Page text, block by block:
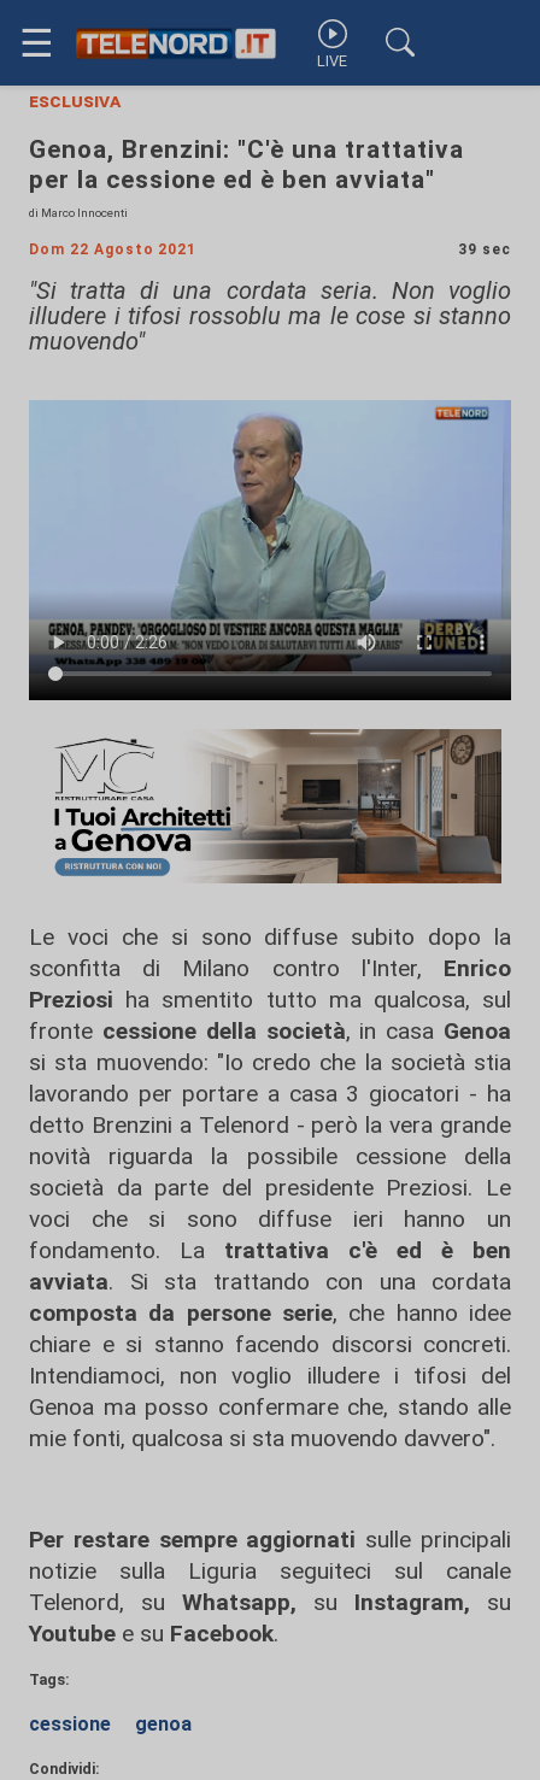
☰ LIVE
esclusiva
Genoa, Brenzini: "C'è una trattativa
per la cessione ed è ben avviata"
di Marco Innocenti
Dom 22 Agosto 2021 39 sec
"Si tratta di una cordata seria. Non voglio
illudere i tifosi rossoblu ma le cose si stanno
muovendo"
Le voci che si sono diffuse subito dopo la
sconfitta di Milano contro l'Inter, Enrico
Preziosi ha smentito tutto ma qualcosa, sul
fronte cessione della società, in casa Genoa
si sta muovendo: "Io credo che la società stia
lavorando per portare a casa 3 giocatori - ha
detto Brenzini a Telenord - però la vera grande
novità riguarda la possibile cessione della
società da parte del presidente Preziosi. Le
voci che si sono diffuse ieri hanno un
fondamento. La trattativa c'è ed è ben
avviata. Si sta trattando con una cordata
composta da persone serie, che hanno idee
chiare e si stanno facendo discorsi concreti.
Intendiamoci, non voglio illudere i tifosi del
Genoa ma posso confermare che, stando alle
mie fonti, qualcosa si sta muovendo davvero".
Per restare sempre aggiornati sulle principali
notizie sulla Liguria seguiteci sul canale
Telenord, su
Whatsapp, su Instagram, su
Youtube e su Facebook.
Tags:
cessione genoa
Condividi: